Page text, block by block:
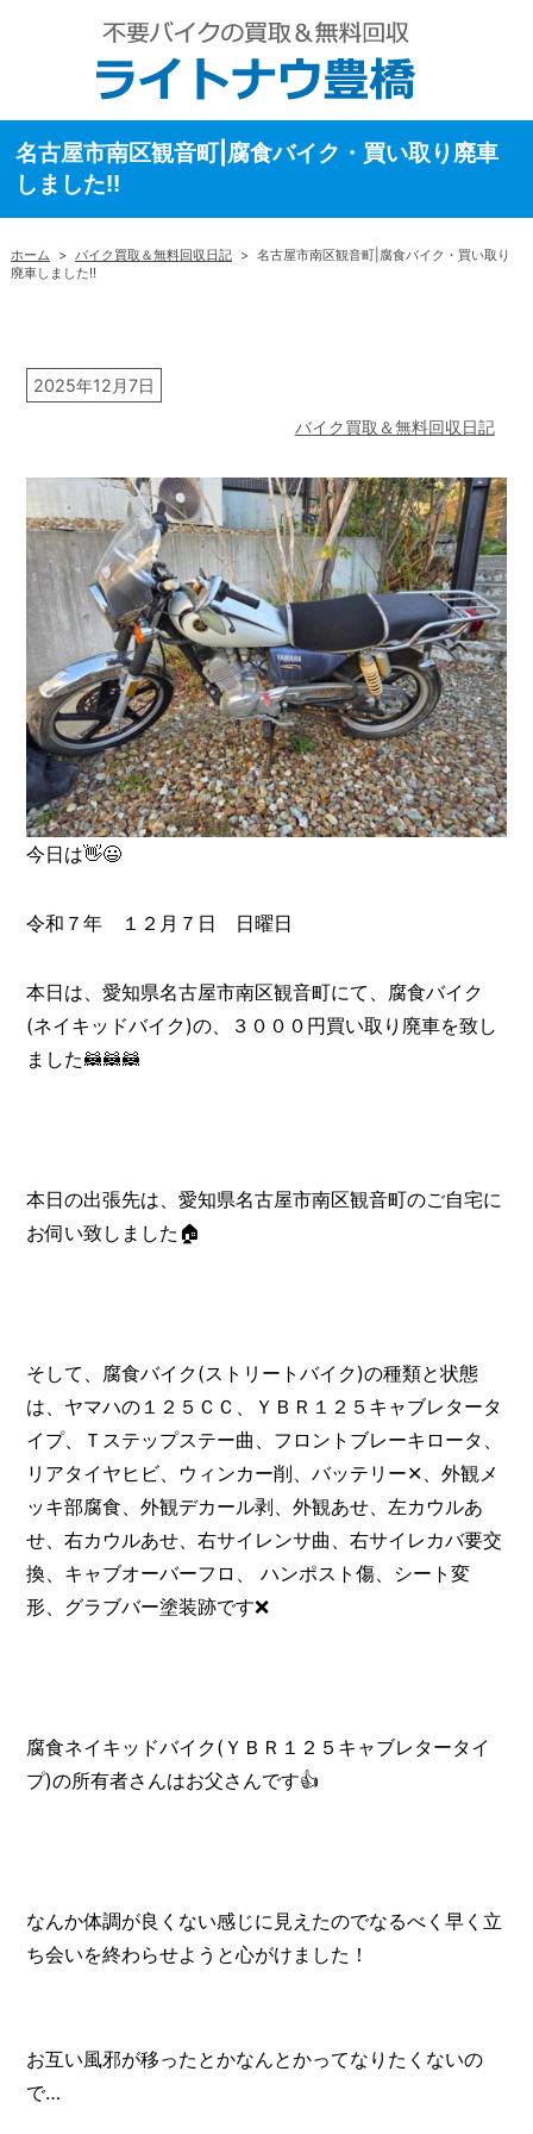
名古屋市南区観音町|腐食バイク・買い取り廃車
しました!!
ホーム > バイク買取＆無料回収日記 > 名古屋市南区観音町|腐食バイク・買い取り
廃車しました!!
2025年12月7日
バイク買取＆無料回収日記
今日は👋😃
令和７年 １２月７日 日曜日
本日は、愛知県名古屋市南区観音町にて、腐食バイク
(ネイキッドバイク)の、３０００円買い取り廃車を致し
ました🦝🦝🦝
本日の出張先は、愛知県名古屋市南区観音町のご自宅に
お伺い致しました🏠
そして、腐食バイク(ストリートバイク)の種類と状態
は、ヤマハの１２５ＣＣ、ＹＢＲ１２５キャブレタータ
イプ、Ｔステップステー曲、フロントブレーキロータ、
リアタイヤヒビ、ウィンカー削、バッテリー✕、外観メ
ッキ部腐食、外観デカール剥、外観あせ、左カウルあ
せ、右カウルあせ、右サイレンサ曲、右サイレカバ要交
換、キャブオーバーフロ、 ハンポスト傷、シート変
形、グラブバー塗装跡です❌
腐食ネイキッドバイク(ＹＢＲ１２５キャブレタータイ
プ)の所有者さんはお父さんです👍
なんか体調が良くない感じに見えたのでなるべく早く立
ち会いを終わらせようと心がけました！
お互い風邪が移ったとかなんとかってなりたくないの
で…